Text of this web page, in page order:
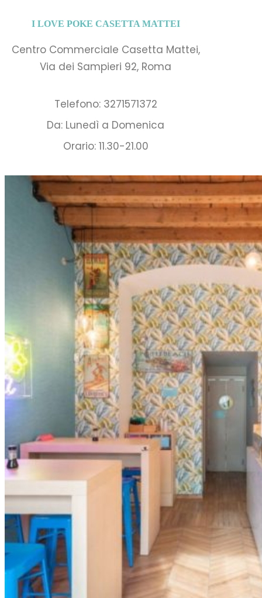
I LOVE POKE CASETTA MATTEI
Centro Commerciale Casetta Mattei,
Via dei Sampieri 92, Roma
Telefono: 3271571372
Da: Lunedì a Domenica
Orario: 11.30-21.00